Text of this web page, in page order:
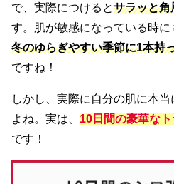
で、実際につけるとサラッと角
す。肌が敏感になっている時に
冬のゆらぎやすい季節に1本持
ですね！
しかし、実際に自分の肌に本
よね。実は、 10日間の豪華な
です！